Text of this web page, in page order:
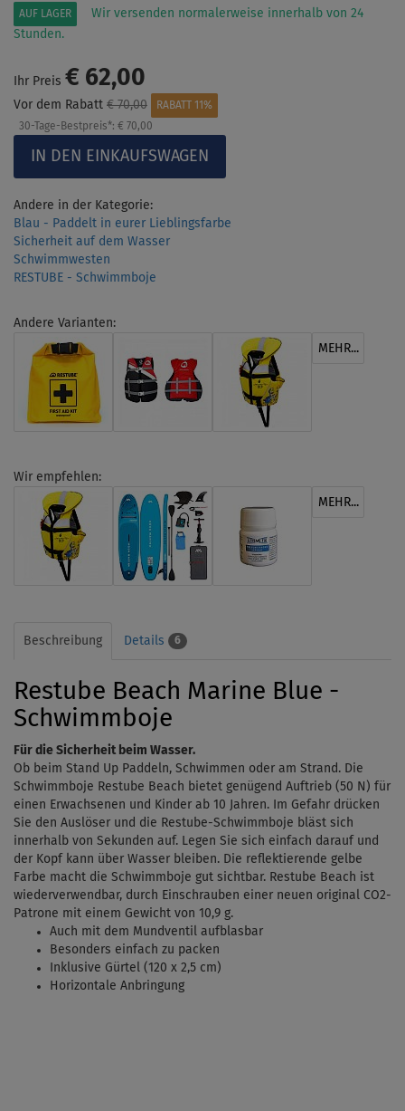
AUF LAGER
Wir versenden normalerweise innerhalb von 24
Stunden.
Ihr Preis € 62,00
Vor dem Rabatt € 70,00
RABATT 11%
30-Tage-Bestpreis*: € 70,00
Andere in der Kategorie:
Blau - Paddelt in eurer Lieblingsfarbe
Sicherheit auf dem Wasser
Schwimmwesten
RESTUBE - Schwimmboje
Andere Varianten:
MEHR...
Wir empfehlen:
MEHR...
Beschreibung Details 6
Restube Beach Marine Blue -
Schwimmboje
Für die Sicherheit beim Wasser.
Ob beim Stand Up Paddeln, Schwimmen oder am Strand. Die
Schwimmboje Restube Beach bietet genügend Auftrieb (50 N) für
einen Erwachsenen und Kinder ab 10 Jahren. Im Gefahr drücken
Sie den Auslöser und die Restube-Schwimmboje bläst sich
innerhalb von Sekunden auf. Legen Sie sich einfach darauf und
der Kopf kann über Wasser bleiben. Die reflektierende gelbe
Farbe macht die Schwimmboje gut sichtbar. Restube Beach ist
wiederverwendbar, durch Einschrauben einer neuen original CO2-
Patrone mit einem Gewicht von 10,9 g.
Auch mit dem Mundventil aufblasbar
Besonders einfach zu packen
Inklusive Gürtel (120 x 2,5 cm)
Horizontale Anbringung